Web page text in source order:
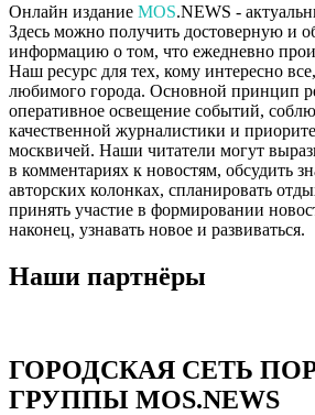
Онлайн издание MOS.NEWS -
Здесь можно получить достоверную и
информацию о том, что ежедневно
Наш ресурс для тех, кому интересно
любимого города. Основной принцип
оперативное освещение событий,
качественной журналистики и
москвичей. Наши читатели могут
в комментариях к новостям, обсудить
авторских колонках, спланировать
принять участие в формировании
наконец, узнавать новое и развиваться.
Наши партнёры
ГОРОДСКАЯ СЕТЬ
ГРУППЫ MOS.NEWS